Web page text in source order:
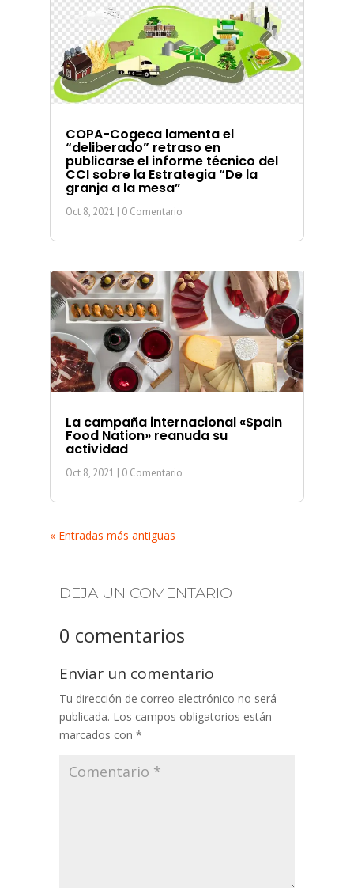
COPA-Cogeca lamenta el
“deliberado” retraso en
publicarse el informe técnico del
CCI sobre la Estrategia “De la
granja a la mesa”
Oct 8, 2021 | 0 Comentario
La campaña internacional «Spain
Food Nation» reanuda su
actividad
Oct 8, 2021 | 0 Comentario
« Entradas más antiguas
DEJA UN COMENTARIO
0 comentarios
Enviar un comentario
Tu dirección de correo electrónico no será
publicada. Los campos obligatorios están
marcados con *